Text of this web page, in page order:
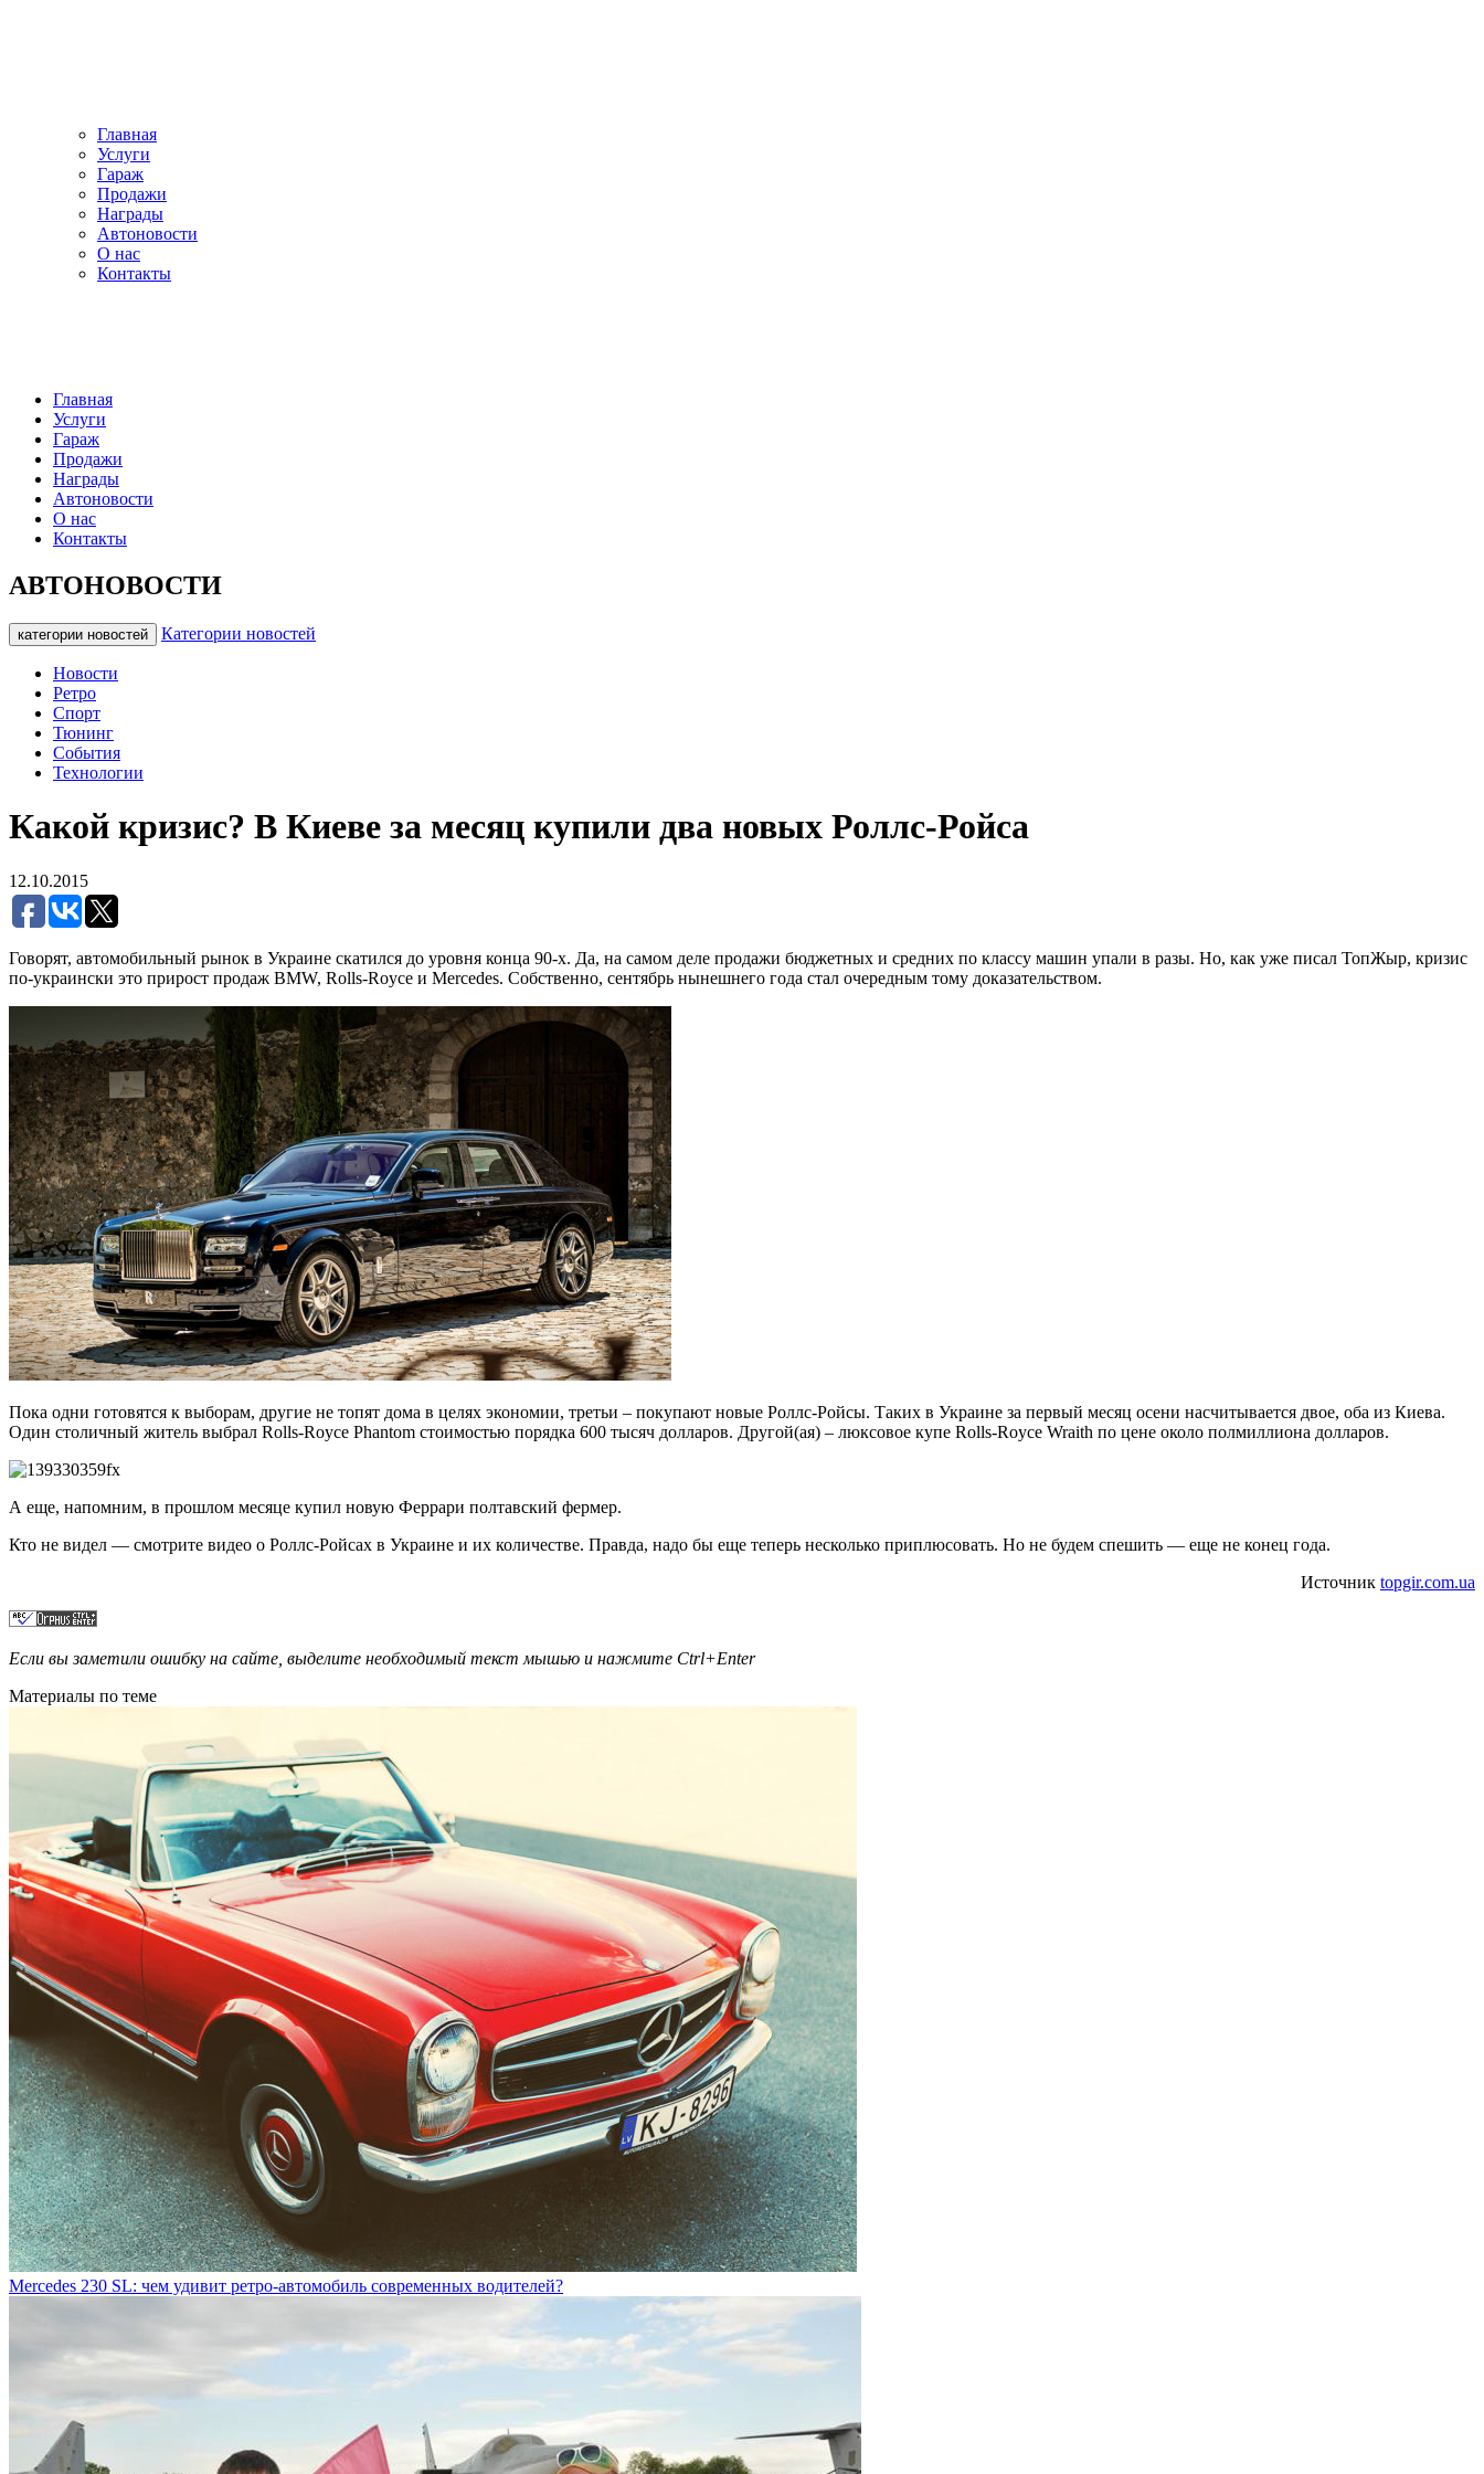
Главная
Услуги
Гараж
Продажи
Награды
Автоновости
О нас
Контакты
Главная
Услуги
Гараж
Продажи
Награды
Автоновости
О нас
Контакты
АВТОНОВОСТИ
категории новостей Категории новостей
Новости
Ретро
Спорт
Тюнинг
События
Технологии
Какой кризис? В Киеве за месяц купили два новых Роллс-Ройса
12.10.2015
Говорят, автомобильный рынок в Украине скатился до уровня конца 90-х. Да, на самом деле продажи бюджетных и средних по классу машин упали в разы. Но, как уже писал ТопЖыр, кризис
по-украински это прирост продаж BMW, Rolls-Royce и Mercedes. Собственно, сентябрь нынешнего года стал очередным тому доказательством.
Пока одни готовятся к выборам, другие не топят дома в целях экономии, третьи – покупают новые Роллс-Ройсы. Таких в Украине за первый месяц осени насчитывается двое, оба из Киева.
Один столичный житель выбрал Rolls-Royce Phantom стоимостью порядка 600 тысяч долларов. Другой(ая) – люксовое купе Rolls-Royce Wraith по цене около полмиллиона долларов.
А еще, напомним, в прошлом месяце купил новую Феррари полтавский фермер.
Кто не видел — смотрите видео о Роллс-Ройсах в Украине и их количестве. Правда, надо бы еще теперь несколько приплюсовать. Но не будем спешить — еще не конец года.
Источник topgir.com.ua
Если вы заметили ошибку на сайте, выделите необходимый текст мышью и нажмите Ctrl+Enter
Материалы по теме
Mercedes 230 SL: чем удивит ретро-автомобиль современных водителей?